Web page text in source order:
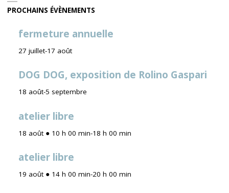
DE
BRILL"
PROCHAINS ÉVÈNEMENTS
fermeture annuelle
27 juillet-17 août
DOG DOG, exposition de Rolino Gaspari
18 août-5 septembre
atelier libre
18 août ● 10 h 00 min-18 h 00 min
atelier libre
19 août ● 14 h 00 min-20 h 00 min